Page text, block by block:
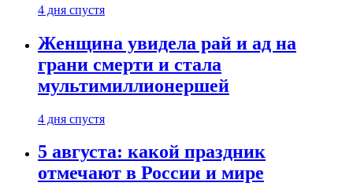
4 дня спустя
Женщина увидела рай и ад на
грани смерти и стала
мультимиллионершей
4 дня спустя
5 августа: какой праздник
отмечают в России и мире